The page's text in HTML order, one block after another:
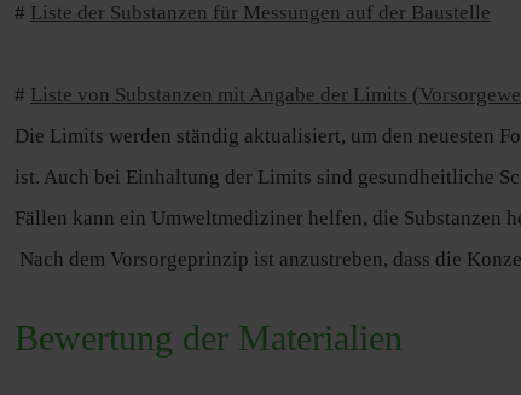
# Liste der Substanzen für Messungen auf der Baustelle
# Liste von Substanzen mit Angabe der Limits
Die Limits werden ständig aktualisiert, um den neuesten
ist. Auch bei Einhaltung der Limits sind gesundheitliche
Fällen kann ein Umweltmediziner helfen, die Substanzen
Nach dem Vorsorgeprinzip ist anzustreben, dass die
Bewertung der Materialien